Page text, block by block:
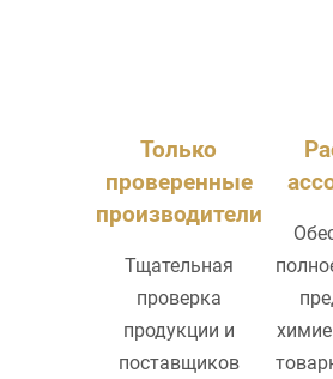
Только
проверенные
производители
Тщательная
проверка
продукции и
поставщиков